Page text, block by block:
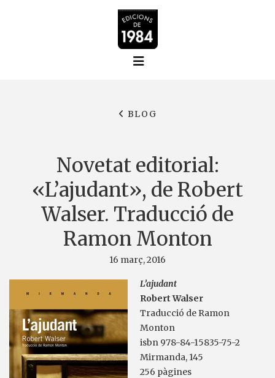
BLOG
Novetat editorial:
«L’ajudant», de Robert
Walser. Traducció de
Ramon Monton
16 març, 2016
L’ajudant
Robert Walser
Traducció de Ramon
Monton
isbn 978-84-15835-75-2
Mirmanda, 145
256 pàgines